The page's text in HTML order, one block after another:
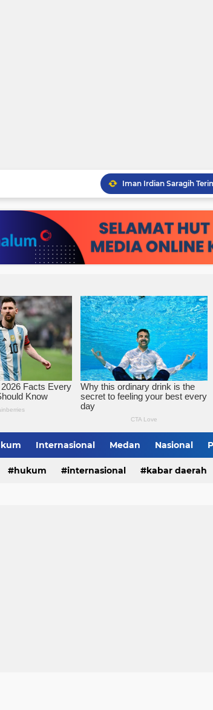
Pemko Tebingtinggi
Wali Kota Iman Irdian
Internasional Medan Nasional
hukum internasional kabar daerah